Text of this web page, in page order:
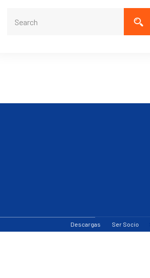
Descargas Ser Socio